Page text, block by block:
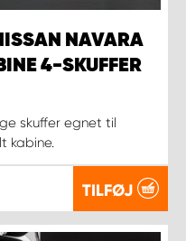
NAVARA
4-SKUFFER
skuffer egnet til
kabine.
TILFØJ